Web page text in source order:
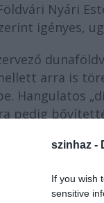
szinhaz -
If you wish
sensitive
Nyári
igényes,
arra is
Hangulatos
pedig